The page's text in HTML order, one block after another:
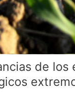
de los